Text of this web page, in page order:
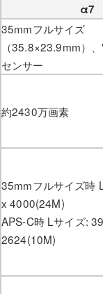
α7
35mmフルサイズ
（35.8×23.9mm）
センサー
約2430万画素
35mmフルサイズ時
x 4000(24M)
APS-C時 Lサイズ:
2624(10M)